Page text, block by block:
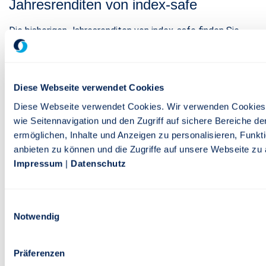
Diese Webseite verwendet Cookies
Diese Webseite verwendet Cookies. Wir verwenden
wie Seitennavigation und den Zugriff auf sichere Bereiche
ermöglichen, Inhalte und Anzeigen zu personalisieren,
anbieten zu können und die Zugriffe auf unsere Webseite zu
Impressum | Datenschutz
Notwendig
Präferenzen
Jahresrenditen von index-safe
Die bisherigen Jahresrenditen von index-safe finden Sie
hier:
ZweiZukünfte
Rechtlicher Hinweis: Es handelt sich um eine Werbemitteilung.
Tarifbestimmungen und die Versicherungsbedingungen. Die